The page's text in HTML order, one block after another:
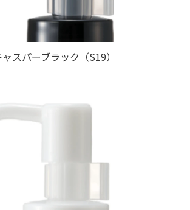
スパーブラック（S19）